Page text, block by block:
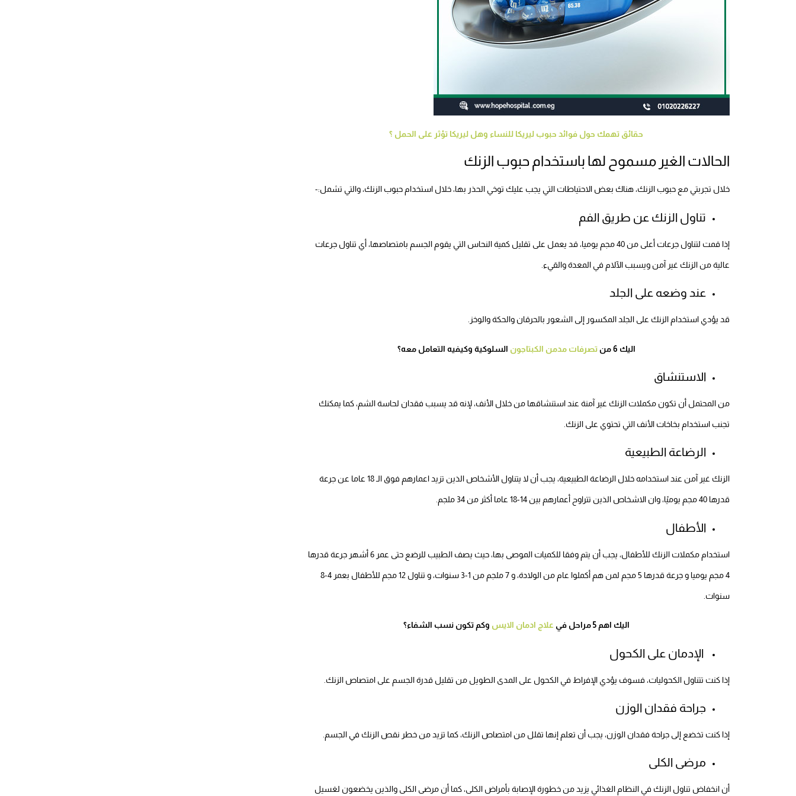
حقائق تهمك حول فوائد حبوب ليريكا للنساء وهل ليريكا تؤثر على الحمل ؟
الحالات الغير مسموح لها باستخدام حبوب الزنك
خلال تجربتي مع حبوب الزنك، هناك بعض الاحتياطات التي يجب عليك توخي الحذر بها، خلال استخدام حبوب الزنك، والتي تشمل:-
تناول الزنك عن طريق الفم
إذا قمت لتناول جرعات أعلى من 40 مجم يوميا، قد يعمل على تقليل كمية النحاس التي يقوم الجسم بامتصاصها، أي تناول جرعات
عالية من الزنك غير آمن ويسبب الآلام في المعدة والقيء.
عند وضعه على الجلد
قد يؤدي استخدام الزنك على الجلد المكسور إلى الشعور بالحرقان والحكة والوخز.
اليك 6 من تصرفات مدمن الكبتاجون السلوكية وكيفيه التعامل معه؟
الاستنشاق
من المحتمل أن تكون مكملات الزنك غير آمنة عند استنشاقها من خلال الأنف، لإنه قد يسبب فقدان لحاسة الشم، كما يمكنك
تجنب استخدام بخاخات الأنف التي تحتوي على الزنك.
الرضاعة الطبيعية
الزنك غير آمن عند استخدامه خلال الرضاعة الطبيعية، يجب أن لا يتناول الأشخاص الذين تزيد اعمارهم فوق الـ 18 عاما عن جرعة
قدرها 40 مجم يوميًا، وان الاشخاص الذين تتراوح أعمارهم بين 14-18 عاما أكثر من 34 ملجم.
الأطفال
استخدام مكملات الزنك للأطفال، يجب أن يتم وفقا للكميات الموصى بها، حيث يصف الطبيب للرضع حتى عمر 6 أشهر جرعة قدرها
4 مجم يوميا و جرعة قدرها 5 مجم لمن هم أكملوا عام من الولادة، و 7 ملجم من 1-3 سنوات، و تناول 12 مجم للأطفال بعمر 4-8
سنوات.
اليك اهم 5 مراحل في علاج ادمان الايس وكم تكون نسب الشفاء؟
الإدمان على الكحول
إذا كنت تتناول الكحوليات، فسوف يؤدي الإفراط في الكحول على المدى الطويل من تقليل قدرة الجسم على امتصاص الزنك.
جراحة فقدان الوزن
إذا كنت تخضع إلى جراحة فقدان الوزن، يجب أن تعلم إنها تقلل من امتصاص الزنك، كما تزيد من خطر نقص الزنك في الجسم.
مرضى الكلى
أن انخفاض تناول الزنك في النظام الغذائي يزيد من خطورة الإصابة بأمراض الكلى، كما أن مرضى الكلى والذين يخضعون لغسيل